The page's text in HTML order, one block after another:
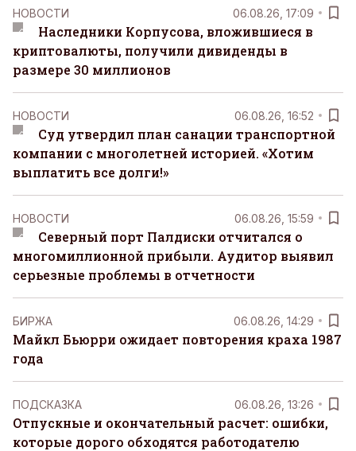
НОВОСТИ 06.08.26, 17:09
Наследники Корпусова, вложившиеся в
криптовалюты, получили дивиденды в
размере 30 миллионов
НОВОСТИ 06.08.26, 16:52
Суд утвердил план санации транспортной
компании с многолетней историей. «Хотим
выплатить все долги!»
НОВОСТИ 06.08.26, 15:59
Северный порт Палдиски отчитался о
многомиллионной прибыли. Аудитор выявил
серьезные проблемы в отчетности
БИРЖА 06.08.26, 14:29
Майкл Бьюрри ожидает повторения краха 1987
года
ПОДСКАЗКА 06.08.26, 13:26
Отпускные и окончательный расчет: ошибки,
которые дорого обходятся работодателю